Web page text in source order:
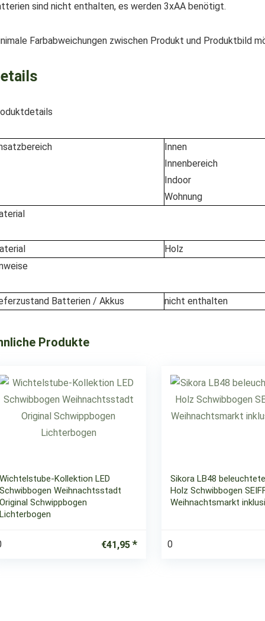
sind nicht enthalten, es werden 3xAA benötigt.
Farbabweichungen zwischen Produkt und Produktbild
Innen
Innenbereich
Indoor
Wohnung
Holz
Batterien / Akkus nicht enthalten
Produkte
Wichtelstube-Kollektion LED
Schwibbogen Weihnachtsstadt
Original Schwippbogen
Lichterbogen
€41,95
Sikora LB48
Holz Schwibbogen
Weihnachtsmarkt
0